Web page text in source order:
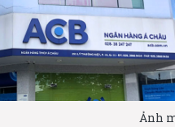
Ảnh